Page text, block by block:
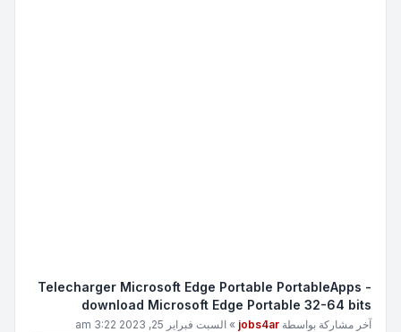
Telecharger Microsoft Edge Portable PortableApps -
download Microsoft Edge Portable 32-64 bits
آخر مشاركة بواسطة jobs4ar
» السبت فبراير 25, 2023 3:22 am